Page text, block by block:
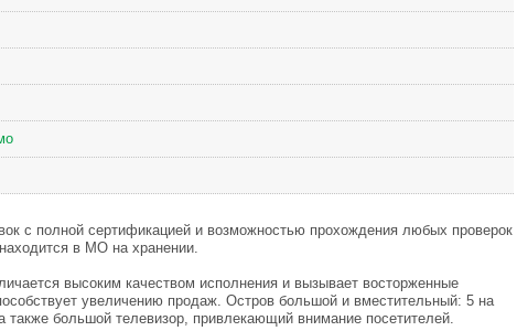
с полной сертификацией и возможностью прохождения любых проверок
в МО на хранении.
высоким качеством исполнения и вызывает восторженные
увеличению продаж. Остров большой и вместительный: 5 на
также большой телевизор, привлекающий внимание посетителей.